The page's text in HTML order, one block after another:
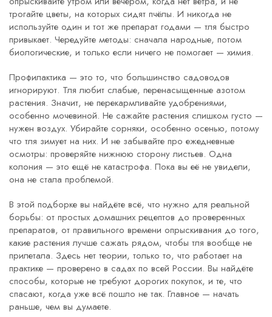
трогайте цветы, на которых сидят пчёлы. И никогда не
используйте один и тот же препарат годами — тля быстро
привыкает. Чередуйте методы: сначала народные, потом
биологические, и только если ничего не помогает — химия.
Профилактика — это то, что большинство садоводов
игнорируют. Тля любит слабые, перенасыщенные азотом
растения. Значит, не перекармливайте удобрениями,
особенно мочевиной. Не сажайте растения слишком густо —
нужен воздух. Убирайте сорняки, особенно осенью, потому
что тля зимует на них. И не забывайте про ежедневные
осмотры: проверяйте нижнюю сторону листьев. Одна
колония — это ещё не катастрофа. Пока вы её не увидели,
она не стала проблемой.
В этой подборке вы найдёте всё, что нужно для реальной
борьбы: от простых домашних рецептов до проверенных
препаратов, от правильного времени опрыскивания до того,
какие растения лучше сажать рядом, чтобы тля вообще не
прилетала. Здесь нет теории, только то, что работает на
практике — проверено в садах по всей России. Вы найдёте
способы, которые не требуют дорогих покупок, и те, что
спасают, когда уже всё пошло не так. Главное — начать
раньше, чем вы думаете.